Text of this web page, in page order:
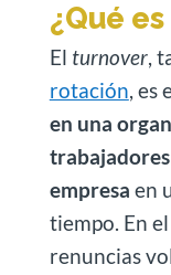
¿Qué
El turnover,
rotación, es
en una
empresa en
tiempo. En el
renuncias